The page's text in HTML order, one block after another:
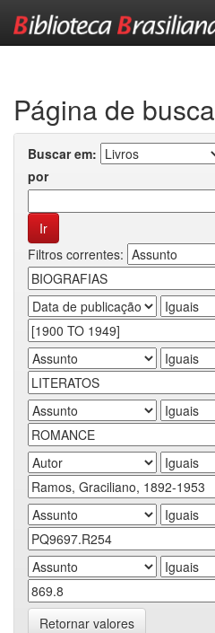
Página de busca
Buscar em:
por
Filtros correntes:
Retornar valores